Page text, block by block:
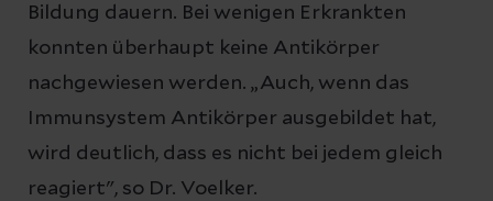
Bildung dauern. Bei wenigen Erkrankten
konnten überhaupt keine Antikörper
nachgewiesen werden. „Auch, wenn das
Immunsystem Antikörper ausgebildet hat,
wird deutlich, dass es nicht bei jedem gleich
reagiert", so Dr. Voelker.